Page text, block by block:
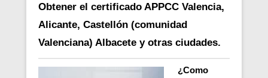
Obtener el certificado APPCC Valencia,
Alicante, Castellón (comunidad
Valenciana) Albacete y otras ciudades.
¿Como